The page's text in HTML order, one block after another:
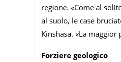
regione. «Come al
al suolo, le case
Kinshasa. «La
Forziere geologico